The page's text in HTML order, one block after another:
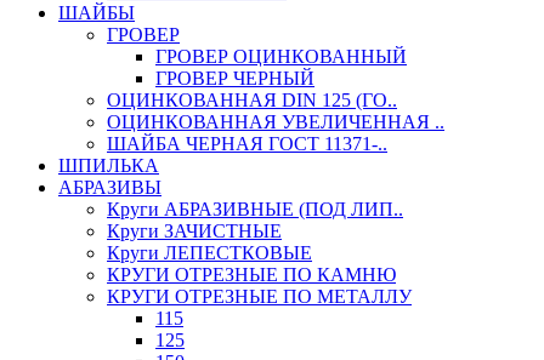
ШАЙБЫ
ГРОВЕР
ГРОВЕР ОЦИНКОВАННЫЙ
ГРОВЕР ЧЕРНЫЙ
ОЦИНКОВАННАЯ DIN 125 (ГО..
ОЦИНКОВАННАЯ УВЕЛИЧЕННАЯ ..
ШАЙБА ЧЕРНАЯ ГОСТ 11371-..
ШПИЛЬКА
АБРАЗИВЫ
Круги АБРАЗИВНЫЕ (ПОД ЛИП..
Круги ЗАЧИСТНЫЕ
Круги ЛЕПЕСТКОВЫЕ
КРУГИ ОТРЕЗНЫЕ ПО КАМНЮ
КРУГИ ОТРЕЗНЫЕ ПО МЕТАЛЛУ
115
125